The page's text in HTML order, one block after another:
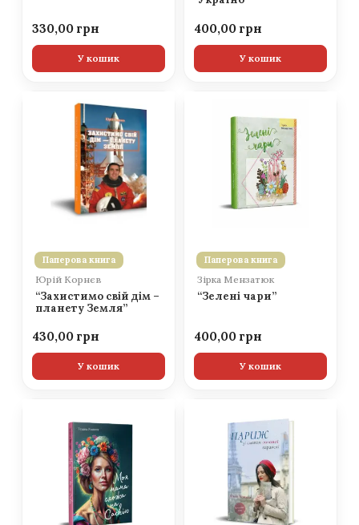
330,00
У кошик
400,00
У кошик
Паперова книга
Юрій Корнєв
“Захистимо свій дім –
планету Земля”
430,00
У кошик
Паперова книга
Зірка Мензатюк
“Зелені чари”
400,00
У кошик